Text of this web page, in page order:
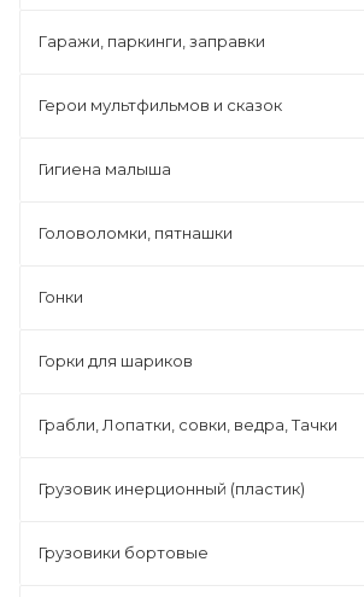
Гаражи, паркинги, заправки
Герои мультфильмов и сказок
Гигиена малыша
Головоломки, пятнашки
Гонки
Горки для шариков
Грабли, Лопатки, совки, ведра, Тачки
Грузовик инерционный (пластик)
Грузовики бортовые